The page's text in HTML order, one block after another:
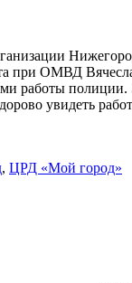
при ОМВД
работы
увидеть
, ЦРД «Мой город»